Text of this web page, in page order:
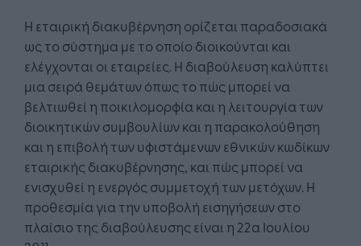
Η εταιρική διακυβέρνηση ορίζεται παραδοσιακά
ως το σύστημα με το οποίο διοικούνται και
ελέγχονται οι εταιρείες. Η διαβούλευση καλύπτει
μια σειρά θεμάτων όπως το πώς μπορεί να
βελτιωθεί η ποικιλομορφία και η λειτουργία των
διοικητικών συμβουλίων και η παρακολούθηση
και η επιβολή των υφιστάμενων εθνικών κωδίκων
εταιρικής διακυβέρνησης, και πώς μπορεί να
ενισχυθεί η ενεργός συμμετοχή των μετόχων. Η
προθεσμία για την υποβολή εισηγήσεων στο
πλαίσιο της διαβούλευσης είναι η 22α Ιουλίου